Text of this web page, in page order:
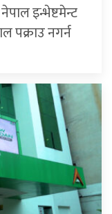
इन्भेष्टमेन्ट
पक्राउ नगर्न